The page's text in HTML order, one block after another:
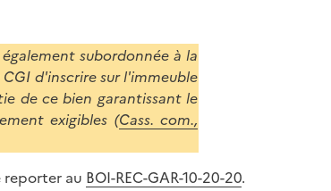
subordonnée à la
d'inscrire sur l'immeuble
de ce bien garantissant le
exigibles (Cass. com.,
reporter au BOI-REC-GAR-10-20-20.